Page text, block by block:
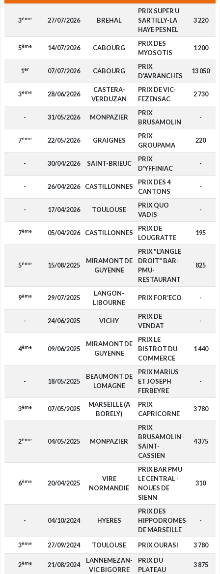
3ème 27/07/2026 BREHAL
PRIX SUPER U
SARTILLY-LA
HAYE PESNEL
3 220
5ème 14/07/2026 CABOURG
PRIX DES
MYOSOTIS
1 200
1er 07/07/2026 CABOURG
PRIX
D'AVRANCHES
13 050
3ème 28/06/2026
CASTERA-
VERDUZAN
PRIX DE VIC-
FEZENSAC
2 730
- 31/05/2026 MONPAZIER
PRIX
BRUSAMOLIN
-
7ème 22/05/2026 GRAIGNES
PRIX
GROUPAMA
220
- 30/04/2026 SAINT-BRIEUC
PRIX
D'YFFINIAC
-
- 26/04/2026 CASTILLONNES
PRIX DES 4
CANTONS
-
- 17/04/2026 TOULOUSE
PRIX QUO
VADIS
-
7ème 05/04/2026 CASTILLONNES
PRIX DE
LOUGRATTE
195
5ème 15/08/2025
MIRAMONT DE
GUYENNE
PRIX "L'ANGLE
DROIT" BAR-
PMU-
RESTAURANT
825
9ème 29/07/2025
LANGON-
LIBOURNE
PRIX FOR'ECO -
- 24/06/2025 VICHY
PRIX DE
VENDAT
-
4ème 09/06/2025
MIRAMONT DE
GUYENNE
PRIX LE
BISTROT DU
COMMERCE
1 440
- 18/05/2025
BEAUMONT DE
LOMAGNE
PRIX MARIUS
ET JOSEPH
FERBEYRE
-
3ème 07/05/2025
MARSEILLE (A
BORELY)
PRIX
CAPRICORNE
3 780
2ème 04/05/2025 MONPAZIER
PRIX
BRUSAMOLIN -
SAINT-
CASSIEN
4 375
6ème 20/04/2025
VIRE
NORMANDIE
PRIX BAR PMU
LE CENTRAL -
NOUES DE
SIENN
310
- 04/10/2024 HYERES
PRIX DES
HIPPODROMES
DE MARSEILLE
-
3ème 27/09/2024 TOULOUSE PRIX OURASI 3 780
2ème 21/08/2024
LANNEMEZAN-
VIC BIGORRE
PRIX DU
PLATEAU
3 875